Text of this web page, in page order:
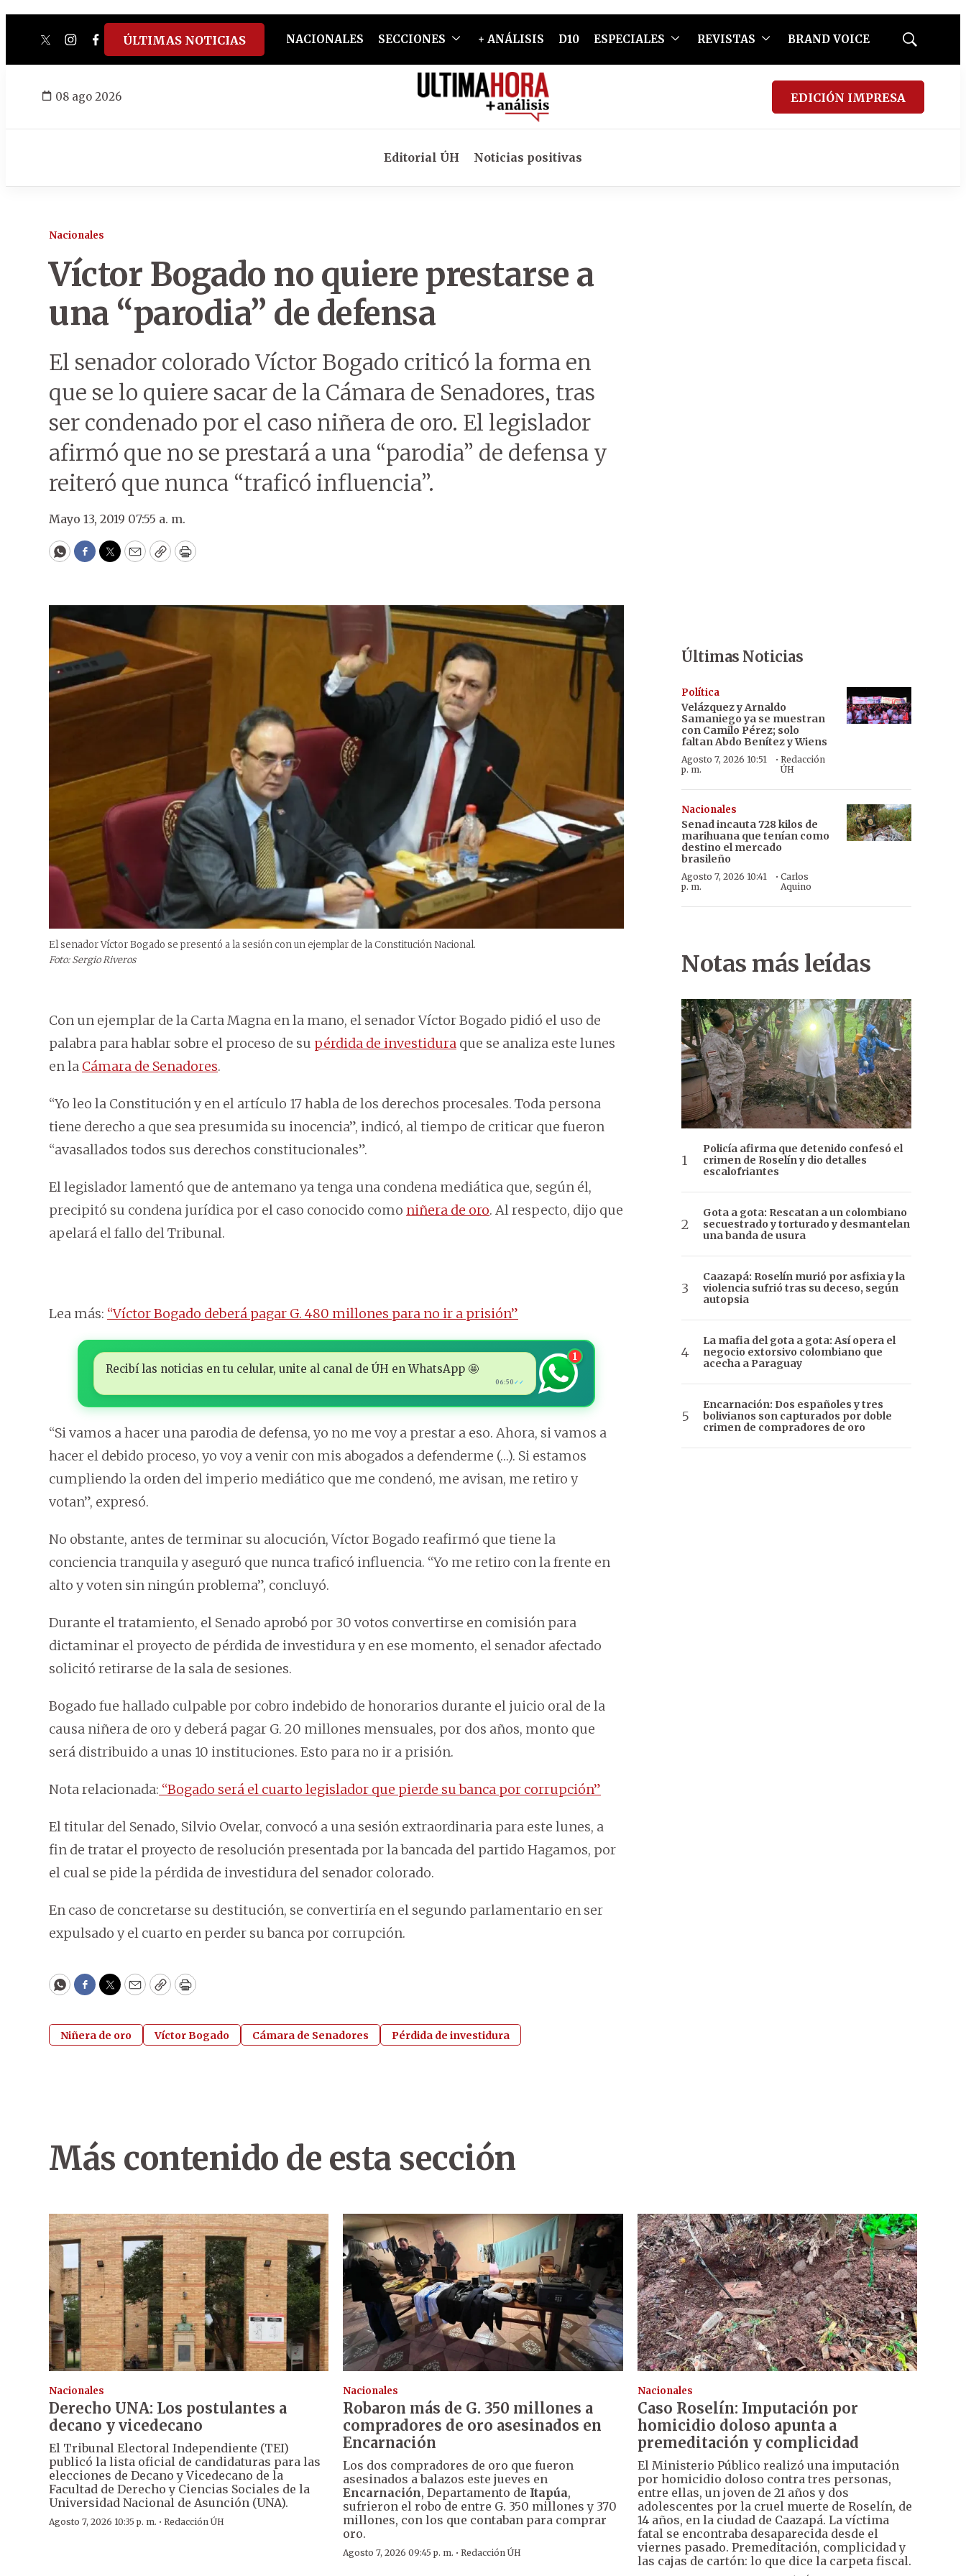
twitterinstagram
facebook
tiktokyoutube
spotify
ÚLTIMAS NOTICIAS NACIONALES SECCIONES + ANÁLISIS D10 ESPECIALES REVISTAS BRAND VOICE
Mostrar
08 ago 2026 EDICIÓN IMPRESA
Editorial ÚH Noticias positivas
Nacionales
Víctor Bogado no quiere prestarse a
una “parodia” de defensa
El senador colorado Víctor Bogado criticó la forma en
que se lo quiere sacar de la Cámara de Senadores, tras
ser condenado por el caso niñera de oro. El legislador
afirmó que no se prestará a una “parodia” de defensa y
reiteró que nunca “traficó influencia”.
Mayo 13, 2019 07:55 a. m.
WhatsApp
Facebook
Twitter
EmailCopyPrint
El senador Víctor Bogado se presentó a la sesión con un ejemplar de la Constitución Nacional.
Foto: Sergio Riveros
Con un ejemplar de la Carta Magna en la mano, el senador Víctor Bogado pidió el uso de
palabra para hablar sobre el proceso de su pérdida de investidura que se analiza este lunes
en la Cámara de Senadores.
“Yo leo la Constitución y en el artículo 17 habla de los derechos procesales. Toda persona
tiene derecho a que sea presumida su inocencia”, indicó, al tiempo de criticar que fueron
“avasallados todos sus derechos constitucionales”.
El legislador lamentó que de antemano ya tenga una condena mediática que, según él,
precipitó su condena jurídica por el caso conocido como niñera de oro. Al respecto, dijo que
apelará el fallo del Tribunal.
Lea más: “Víctor Bogado deberá pagar G. 480 millones para no ir a prisión”
Recibí las noticias en tu celular, unite al canal de ÚH en WhatsApp 🤩
06:50 ✓✓
1
“Si vamos a hacer una parodia de defensa, yo no me voy a prestar a eso. Ahora, si vamos a
hacer el debido proceso, yo voy a venir con mis abogados a defenderme (…). Si estamos
cumpliendo la orden del imperio mediático que me condenó, me avisan, me retiro y
votan”, expresó.
No obstante, antes de terminar su alocución, Víctor Bogado reafirmó que tiene la
conciencia tranquila y aseguró que nunca traficó influencia. “Yo me retiro con la frente en
alto y voten sin ningún problema”, concluyó.
Durante el tratamiento, el Senado aprobó por 30 votos convertirse en comisión para
dictaminar el proyecto de pérdida de investidura y en ese momento, el senador afectado
solicitó retirarse de la sala de sesiones.
Bogado fue hallado culpable por cobro indebido de honorarios durante el juicio oral de la
causa niñera de oro y deberá pagar G. 20 millones mensuales, por dos años, monto que
será distribuido a unas 10 instituciones. Esto para no ir a prisión.
Nota relacionada: “Bogado será el cuarto legislador que pierde su banca por corrupción”
El titular del Senado, Silvio Ovelar, convocó a una sesión extraordinaria para este lunes, a
fin de tratar el proyecto de resolución presentada por la bancada del partido Hagamos, por
el cual se pide la pérdida de investidura del senador colorado.
En caso de concretarse su destitución, se convertiría en el segundo parlamentario en ser
expulsado y el cuarto en perder su banca por corrupción.
WhatsApp
Facebook
Twitter
EmailCopyPrint
Niñera de oro Víctor Bogado Cámara de Senadores Pérdida de investidura
Últimas Noticias
Política
Velázquez y Arnaldo
Samaniego ya se muestran
con Camilo Pérez; solo
faltan Abdo Benítez y Wiens
Agosto 7, 2026 10:51
p. m.
·Redacción
ÚH
Nacionales
Senad incauta 728 kilos de
marihuana que tenían como
destino el mercado
brasileño
Agosto 7, 2026 10:41
p. m.
· Carlos
Aquino
Notas más leídas
Policía afirma que detenido confesó el
crimen de Roselín y dio detalles
escalofriantes
Gota a gota: Rescatan a un colombiano
secuestrado y torturado y desmantelan
una banda de usura
Caazapá: Roselín murió por asfixia y la
violencia sufrió tras su deceso, según
autopsia
La mafia del gota a gota: Así opera el
negocio extorsivo colombiano que
acecha a Paraguay
Encarnación: Dos españoles y tres
bolivianos son capturados por doble
crimen de compradores de oro
Más contenido de esta sección
Nacionales
Derecho UNA: Los postulantes a
decano y vicedecano
El Tribunal Electoral Independiente (TEI)
publicó la lista oficial de candidaturas para las
elecciones de Decano y Vicedecano de la
Facultad de Derecho y Ciencias Sociales de la
Universidad Nacional de Asunción (UNA).
Agosto 7, 2026 10:35 p. m. · Redacción ÚH
Nacionales
Robaron más de G. 350 millones a
compradores de oro asesinados en
Encarnación
Los dos compradores de oro que fueron
asesinados a balazos este jueves en
Encarnación, Departamento de Itapúa,
sufrieron el robo de entre G. 350 millones y 370
millones, con los que contaban para comprar
oro.
Agosto 7, 2026 09:45 p. m. ·Redacción ÚH
Nacionales
Caso Roselín: Imputación por
homicidio doloso apunta a
premeditación y complicidad
El Ministerio Público realizó una imputación
por homicidio doloso contra tres personas,
entre ellas, un joven de 21 años y dos
adolescentes por la cruel muerte de Roselín, de
14 años, en la ciudad de Caazapá. La víctima
fatal se encontraba desaparecida desde el
viernes pasado. Premeditación, complicidad y
las cajas de cartón: lo que dice la carpeta fiscal.